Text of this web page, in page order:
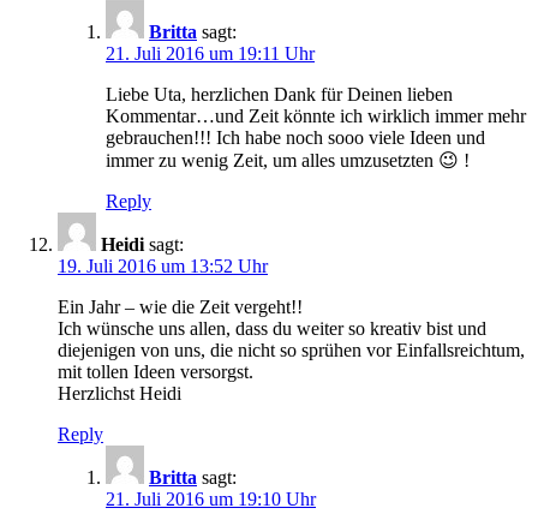
Britta sagt:
21. Juli 2016 um 19:11 Uhr
Liebe Uta, herzlichen Dank für Deinen lieben
Kommentar…und Zeit könnte ich wirklich immer mehr
gebrauchen!!! Ich habe noch sooo viele Ideen und
immer zu wenig Zeit, um alles umzusetzten 😉 !
Reply
Heidi sagt:
19. Juli 2016 um 13:52 Uhr
Ein Jahr – wie die Zeit vergeht!!
Ich wünsche uns allen, dass du weiter so kreativ bist und
diejenigen von uns, die nicht so sprühen vor Einfallsreichtum,
mit tollen Ideen versorgst.
Herzlichst Heidi
Reply
Britta sagt:
21. Juli 2016 um 19:10 Uhr